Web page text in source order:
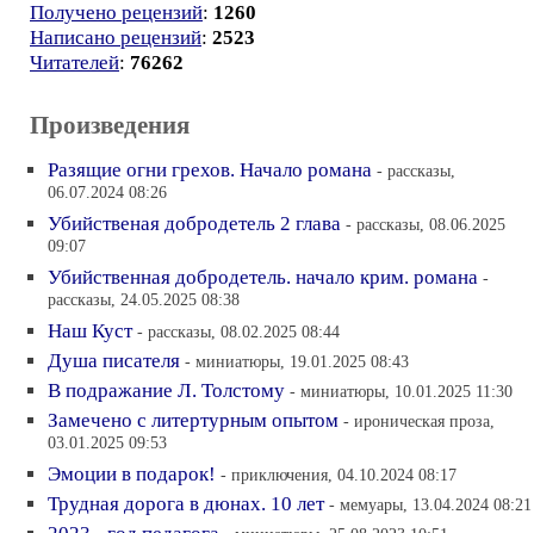
Получено рецензий: 1260
Написано рецензий: 2523
Читателей: 76262
Произведения
Разящие огни грехов. Начало романа - рассказы,
06.07.2024 08:26
Убийственая добродетель 2 глава - рассказы, 08.06.2025
09:07
Убийственная добродетель. начало крим. романа -
рассказы, 24.05.2025 08:38
Наш Куст - рассказы, 08.02.2025 08:44
Душа писателя - миниатюры, 19.01.2025 08:43
В подражание Л. Толстому - миниатюры, 10.01.2025 11:30
Замечено с литертурным опытом - ироническая проза,
03.01.2025 09:53
Эмоции в подарок! - приключения, 04.10.2024 08:17
Трудная дорога в дюнах. 10 лет - мемуары, 13.04.2024 08:21